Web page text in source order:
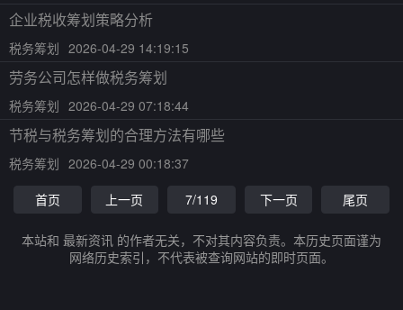
企业税收筹划策略分析
税务筹划 2026-04-29 14:19:15
劳务公司怎样做税务筹划
税务筹划 2026-04-29 07:18:44
节税与税务筹划的合理方法有哪些
税务筹划 2026-04-29 00:18:37
首页
上一页 7/119 下一页 尾页
本站和 最新资讯 的作者无关，不对其内容负责。本历史页面谨为
网络历史索引，不代表被查询网站的即时页面。